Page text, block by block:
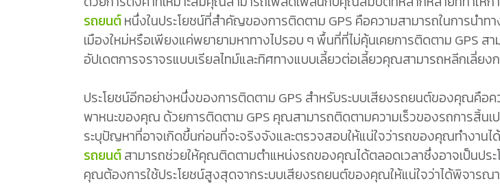
รถยนต์หนึ่งในประโยชน์ที่สำคัญของการติดตาม GPS คือความสามารถในการนำ
เมืองใหม่หรือเพียงแค่พยายามหาทางไปรอบ ๆ พื้นที่ที่ไม่คุ้นเคยการติดตาม GPS
อัปเดตการจราจรแบบเรียลไทม์และทิศทางแบบเลี้ยวต่อเลี้ยวคุณสามารถหลีกเลี่ย
ประโยชน์อีกอย่างหนึ่งของการติดตาม GPS สำหรับระบบเสียงรถยนต์ของคุณคือ
พาหนะของคุณ ด้วยการติดตาม GPS คุณสามารถติดตามความเร็วของรถการสิ้
ระบุปัญหาที่อาจเกิดขึ้นก่อนที่จะจริงจังและตรวจสอบให้แน่ใจว่ารถของคุณทำงานไ
รถยนต์สามารถช่วยให้คุณติดตามตำแหน่งรถของคุณได้ตลอดเวลาซึ่งอาจเป็นปร
คุณต้องการใช้ประโยชน์สูงสุดจากระบบเสียงรถยนต์ของคุณให้แน่ใจว่าได้พิจารณ